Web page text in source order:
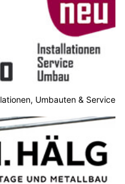
Umbauten & Service